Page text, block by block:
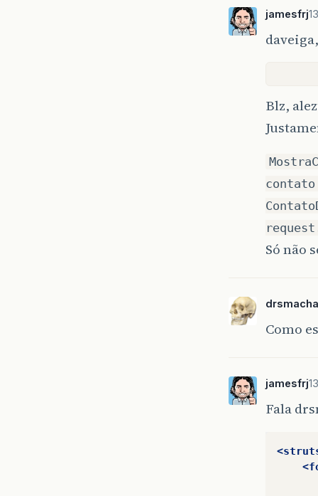
jamesfrj
Blz,
Só não
Como
jamesfrj
Fala